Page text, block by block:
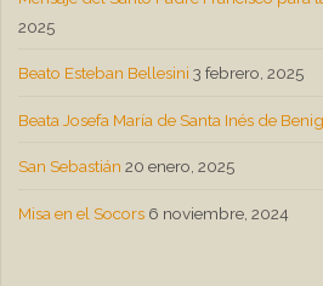
2025
Beato Esteban Bellesini 3 febrero, 2025
Beata Josefa María de Santa Inés de
San Sebastián 20 enero, 2025
Misa en el Socors 6 noviembre, 2024